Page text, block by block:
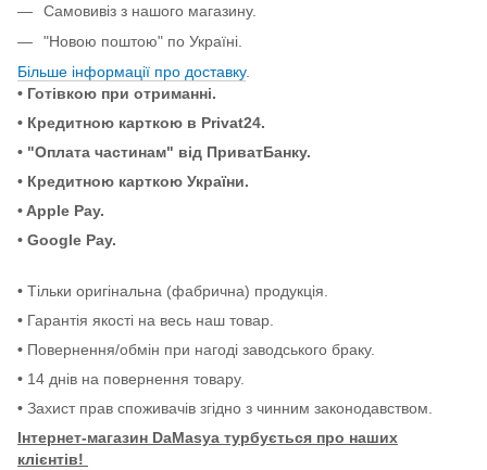
Самовивіз з нашого магазину.
"Новою поштою" по Україні.
Більше інформації про доставку.
• Готівкою при отриманні.
• Кредитною карткою в Privat24.
• "Оплата частинам" від ПриватБанку.
• Кредитною карткою України.
• Apple Pay.
• Google Pay.
• Тільки оригінальна (фабрична) продукція.
• Гарантія якості на весь наш товар.
• Повернення/обмін при нагоді заводського браку.
• 14 днів на повернення товару.
• Захист прав споживачів згідно з чинним законодавством.
Інтернет-магазин DaMasya турбується про наших
клієнтів!